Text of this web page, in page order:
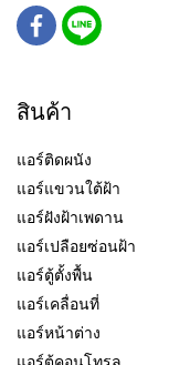
สินค้า
แอร์ติดผนัง
แอร์แขวนใต้ฝ้า
แอร์ฝังฝ้าเพดาน
แอร์เปลือยซ่อนฝ้า
แอร์ตู้ตั้งพื้น
แอร์เคลื่อนที่
แอร์หน้าต่าง